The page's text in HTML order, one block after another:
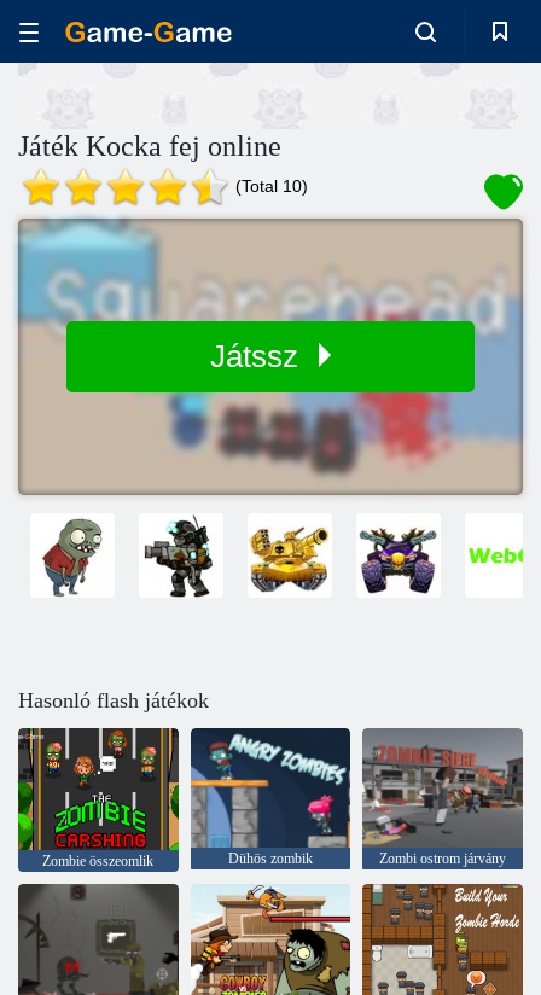
Játék Kocka fej online
(Total 10)
Játssz
Hasonló flash játékok
Zombie összeomlik Dühös zombik Zombi ostrom járvány